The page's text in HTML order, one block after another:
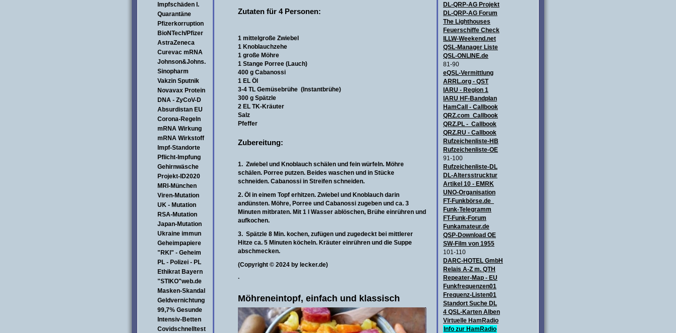
Impfschäden I.
Quarantäne
Pfizerkorruption
BioNTech/Pfizer
AstraZeneca
Curevac mRNA
Johnson&Johns.
Sinopharm
Vakzin Sputnik
Novavax Protein
DNA - ZyCoV-D
Absurdistan EU
Corona-Regeln
mRNA Wirkung
mRNA Wirkstoff
Impf-Standorte
Pflicht-Impfung
Gehirnwäsche
Projekt-ID2020
MRI-München
Viren-Mutation
UK - Mutation
RSA-Mutation
Japan-Mutation
Ukraine immun
Geheimpapiere
"RKI" - Geheim
PL - Polizei - PL
Ethikrat Bayern
"STIKO"web.de
Masken-Skandal
Geldvernichtung
99,7% Gesunde
Intensiv-Betten
Covidschnelltest
DL-QRP-AG Projekt
DL-QRP-AG Forum
The Lighthouses
Feuerschiffe Check
ILLW-Weekend.net
QSL-Manager Liste
QSL-ONLINE.de
81-90
eQSL-Vermittlung
ARRL.org - QST
IARU - Region 1
IARU HF-Bandplan
HamCall - Callbook
QRZ.com Callbook
QRZ.PL - Callbook
QRZ.RU - Callbook
Rufzeichenliste-HB
Rufzeichenliste-OE
91-100
Rufzeichenliste-DL
DL-Altersstrucktur
Artikel 10 - EMRK
UNO-Organisation
FT-Funkbörse.de
Funk-Telegramm
FT-Funk-Forum
Funkamateur.de
QSP-Download OE
SW-Film von 1955
101-110
DARC-HOTEL GmbH
Relais A-Z m. QTH
Repeater-Map - EU
Funkfrequenzen01
Frequenz-Listen01
Standort Suche DL
4 QSL-Karten Alben
Virtuelle HamRadio
Info zur HamRadio
Zutaten für 4 Personen:
1 mittelgroße Zwiebel
1 Knoblauchzehe
1 große Möhre
1 Stange Porree (Lauch)
400 g Cabanossi
1 EL Öl
3-4 TL Gemüsebrühe (Instantbrühe)
300 g Spätzle
2 EL TK-Kräuter
Salz
Pfeffer
Zubereitung:
1. Zwiebel und Knoblauch schälen und fein würfeln. Möhre
schälen. Porree putzen. Beides waschen und in Stücke
schneiden. Cabanossi in Streifen schneiden.
2. Öl in einem Topf erhitzen. Zwiebel und Knoblauch darin
andünsten. Möhre, Porree und Cabanossi zugeben und ca. 3
Minuten mitbraten. Mit 1 l Wasser ablöschen, Brühe einrühren und
aufkochen.
3. Spätzle 8 Min. kochen, zufügen und zugedeckt bei mittlerer
Hitze ca. 5 Minuten köcheln. Kräuter einrühren und die Suppe
abschmecken.
(Copyright © 2024 by lecker.de)
·
Möhreneintopf, einfach und klassisch